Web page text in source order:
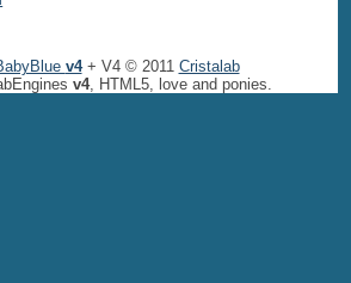
v4+ V4 © 2011 Cristalab
v4, HTML5, love and ponies.